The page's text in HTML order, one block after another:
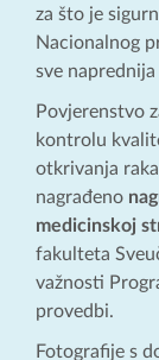
za što je
Nacionalnog
sve
Povjerenstvo
kontrolu
otkrivanja
nagrađeno
medicinskoj
fakulteta
važnosti
provedbi.
Fotografije s